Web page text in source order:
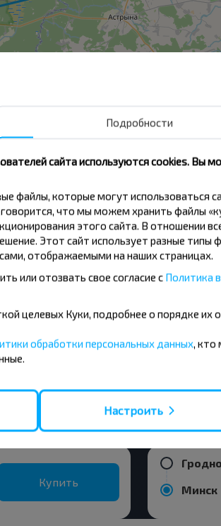
Купить
Купить
Лида
Брест
из города Гродно
Купить
Гродно
Минск
Подробности
сайта используются cookies. Вы
файлы, которые могут использоваться
что мы можем хранить файлы
этого сайта. В отношении
Этот сайт использует разные типы
отображаемыми на наших страницах.
или отозвать свое согласие с Политика
целевых Куки, подробнее о порядке
обработки персональных данных, кто
Настроить